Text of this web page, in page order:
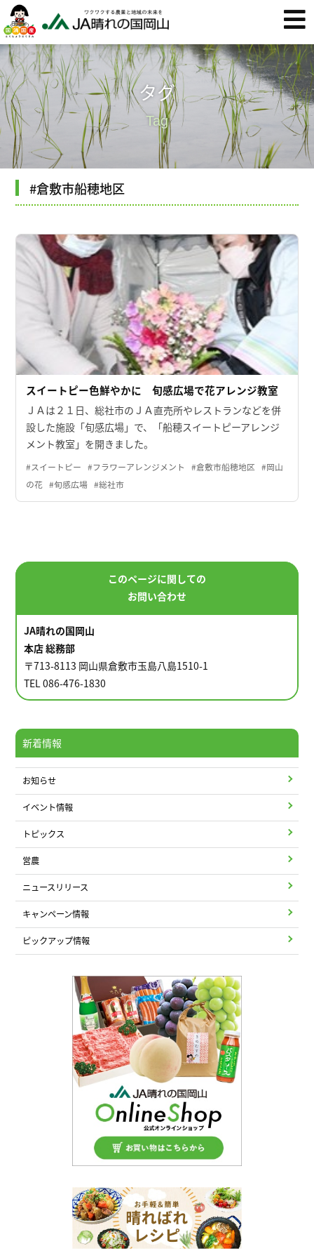
タグ
Tag
#倉敷市船穂地区
スイートピー色鮮やかに 旬感広場で花アレンジ教室
ＪＡは２１日、総社市のＪＡ直売所やレストランなどを併
設した施設「旬感広場」で、「船穂スイートピーアレンジ
メント教室」を開きました。
#スイートピー #フラワーアレンジメント #倉敷市船穂地区 #岡山
の花 #旬感広場 #総社市
このページに関しての
お問い合わせ
JA晴れの国岡山
本店 総務部
〒713-8113 岡山県倉敷市玉島八島1510-1
TEL 086-476-1830
新着情報
お知らせ
イベント情報
トピックス
営農
ニュースリリース
キャンペーン情報
ピックアップ情報